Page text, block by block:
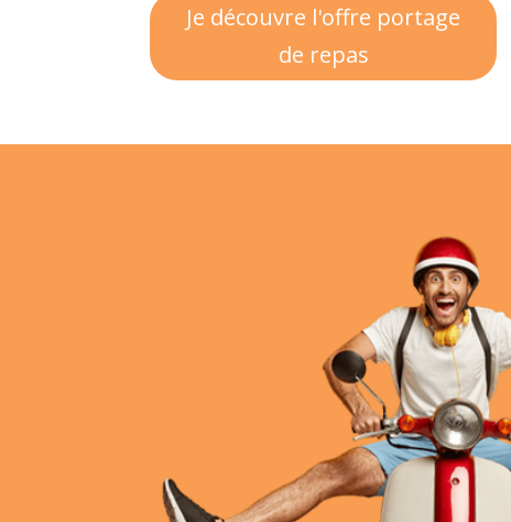
Je découvre l'offre portage
de repas